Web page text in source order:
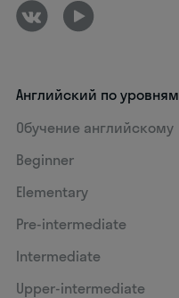
Английский по уровням
Обучение английскому
Beginner
Elementary
Pre-intermediate
Intermediate
Upper-intermediate